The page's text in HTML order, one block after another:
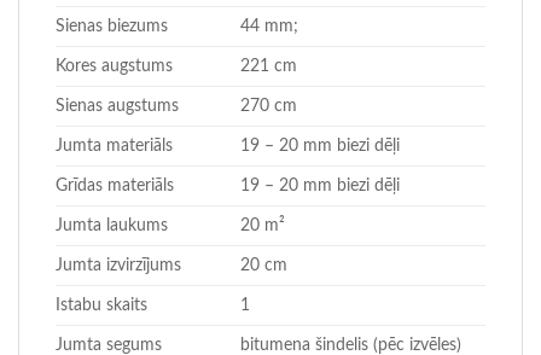
Sienas biezums 44 mm;
Kores augstums 221 cm
Sienas augstums 270 cm
Jumta materiāls 19 – 20 mm biezi dēļi
Grīdas materiāls 19 – 20 mm biezi dēļi
Jumta laukums 20 m²
Jumta izvirzījums 20 cm
Istabu skaits 1
Jumta segums bitumena šindelis (pēc izvēles)